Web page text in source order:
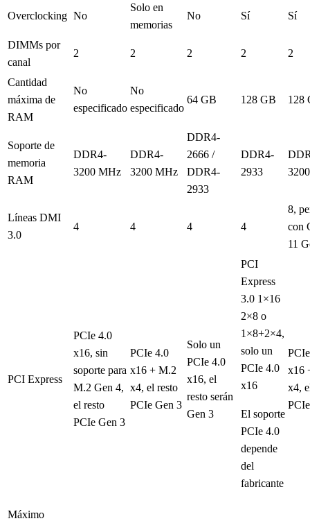
Overclocking No
Solo en
memorias
No Sí Sí
DIMMs por
canal
2 2 2 2 2
Cantidad
máxima de
RAM
No
especificado
No
especificado
64 GB 128 GB 128
Soporte de
memoria
RAM
DDR4-
3200 MHz
DDR4-
3200 MHz
DDR4-
2666 /
DDR4-
2933
DDR4-
2933
Líneas DMI
3.0
4 4 4 4
8,
con
11
PCI Express
PCIe 4.0
x16, sin
soporte para
M.2 Gen 4,
el resto
PCIe Gen 3
PCIe 4.0
x16 + M.2
x4, el resto
PCIe Gen 3
Solo un
PCIe 4.0
x16, el
resto serán
Gen 3
PCI
Express
3.0 1×16
2×8 o
1×8+2×4,
solo un
PCIe 4.0
x16
El soporte
PCIe 4.0
depende
del
fabricante
x16
x4,
Máximo